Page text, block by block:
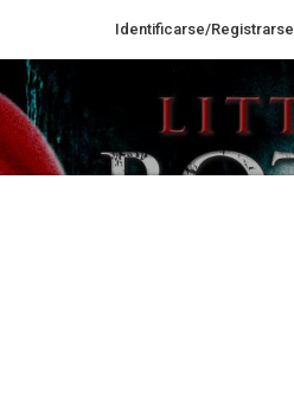
Identificarse/Registrarse